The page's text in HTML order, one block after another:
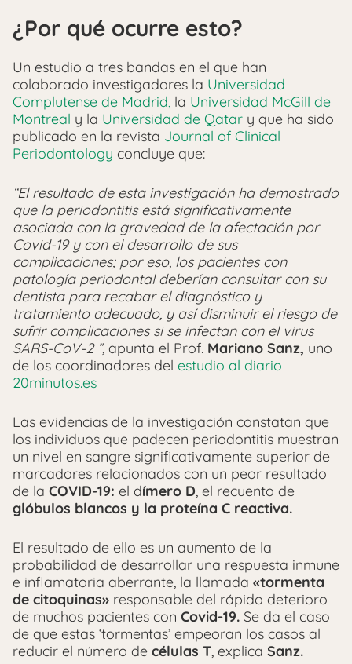
¿Por qué ocurre esto?
Un estudio a tres bandas en el que han
colaborado investigadores la Universidad
Complutense de Madrid, la Universidad McGill de
Montreal y la Universidad de Qatar y que ha sido
publicado en la revista Journal of Clinical
Periodontology concluye que:
“El resultado de esta investigación ha demostrado
que la periodontitis está significativamente
asociada con la gravedad de la afectación por
Covid-19 y con el desarrollo de sus
complicaciones; por eso, los pacientes con
patología periodontal deberían consultar con su
dentista para recabar el diagnóstico y
tratamiento adecuado, y así disminuir el riesgo de
sufrir complicaciones si se infectan con el virus
SARS-CoV-2 ”, apunta el Prof. Mariano Sanz, uno
de los coordinadores del estudio al diario
20minutos.es
Las evidencias de la investigación constatan que
los individuos que padecen periodontitis muestran
un nivel en sangre significativamente superior de
marcadores relacionados con un peor resultado
de la COVID-19: el dímero D, el recuento de
glóbulos blancos y la proteína C reactiva.
El resultado de ello es un aumento de la
probabilidad de desarrollar una respuesta inmune
e inflamatoria aberrante, la llamada «tormenta
de citoquinas» responsable del rápido deterioro
de muchos pacientes con Covid-19. Se da el caso
de que estas ‘tormentas’ empeoran los casos al
reducir el número de células T, explica Sanz.